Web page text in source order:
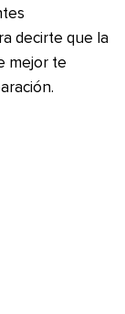
decirte que la
mejor te